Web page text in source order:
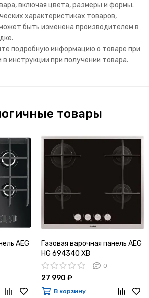
включая цвета, размеры и формы.
характеристиках товаров,
быть изменена производителем в
подробную информацию о товаре при
инструкции при получении товара.
товары
AEG
Газовая варочная панель AEG
HG 694340 XB
0
27 990 ₽
В корзину